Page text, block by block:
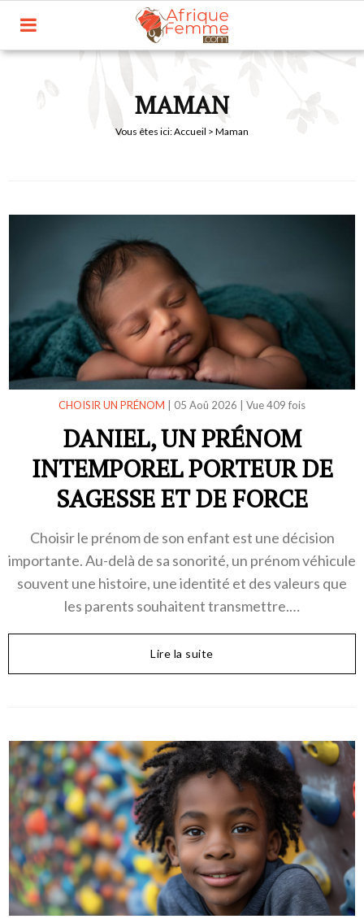
MAMAN
Vous êtes ici:Accueil > Maman
CHOISIR UN PRÉNOM 05 Aoû 2026 Vue 409 fois
DANIEL, UN PRÉNOM
INTEMPOREL PORTEUR DE
SAGESSE ET DE FORCE
Choisir le prénom de son enfant est une décision
importante. Au-delà de sa sonorité, un prénom véhicule
souvent une histoire, une identité et des valeurs que
les parents souhaitent transmettre.…
Lire la suite